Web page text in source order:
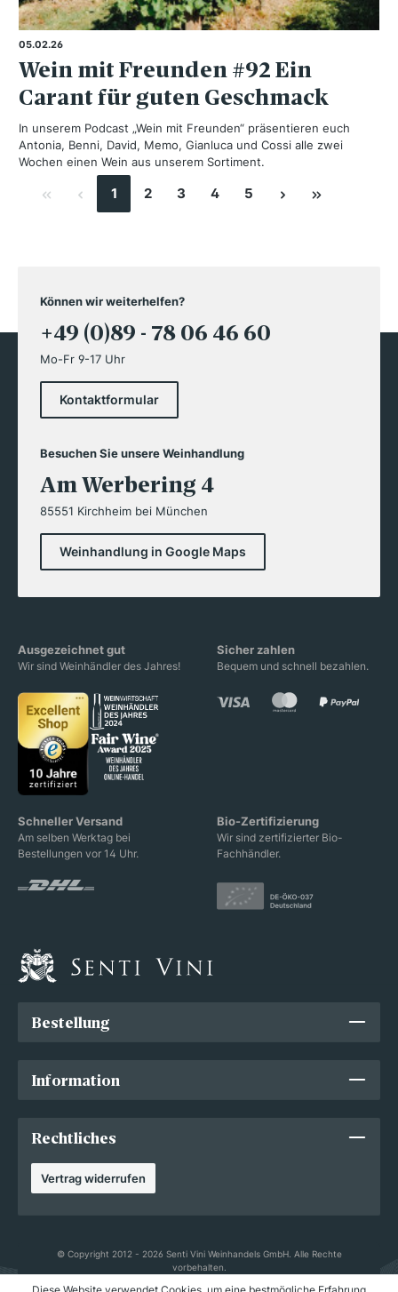
1 2 3 4 5
05.02.26
Wein mit Freunden #92 Ein
Carant für guten Geschmack
In unserem Podcast „Wein mit Freunden“ präsentieren euch
Antonia, Benni, David, Memo, Gianluca und Cossi alle zwei
Wochen einen Wein aus unserem Sortiment.
Können wir weiterhelfen?
+49 (0)89 - 78 06 46 60
Mo-Fr 9-17 Uhr
Kontaktformular
Besuchen Sie unsere Weinhandlung
Am Werbering 4
85551 Kirchheim bei München
Weinhandlung in Google Maps
Ausgezeichnet gut
Wir sind Weinhändler des Jahres!
Sicher zahlen
Bequem und schnell bezahlen.
Schneller Versand
Am selben Werktag bei
Bestellungen vor 14 Uhr.
Bio-Zertifizierung
Wir sind zertifizierter Bio-
Fachhändler.
Bestellung
Information
Rechtliches
Vertrag widerrufen
© Copyright 2012 - 2026 Senti Vini Weinhandels GmbH. Alle Rechte
vorbehalten.